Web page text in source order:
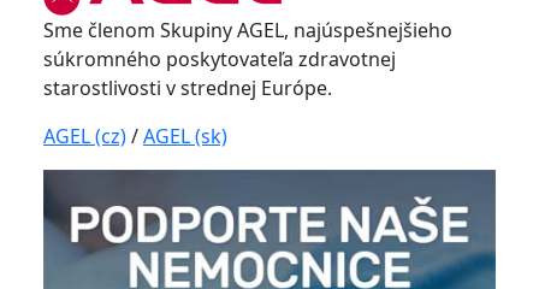
Sme členom Skupiny AGEL, najúspešnejšieho
súkromného poskytovateľa zdravotnej
starostlivosti v strednej Európe.
AGEL (cz)/AGEL (sk)